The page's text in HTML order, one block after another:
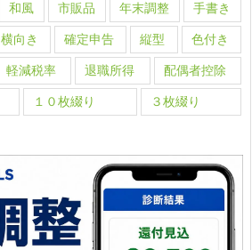
和風 市販品 年末調整 手書き
横向き 確定申告 縦型 色付き
軽減税率 退職所得 配偶者控除
１０枚綴り ３枚綴り